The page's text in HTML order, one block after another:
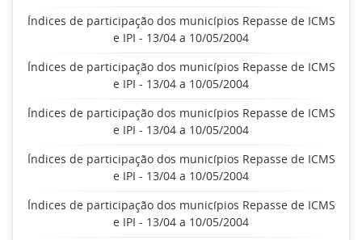
Índices de participação dos municípios Repasse de ICMS
e IPI - 13/04 a 10/05/2004
Índices de participação dos municípios Repasse de ICMS
e IPI - 13/04 a 10/05/2004
Índices de participação dos municípios Repasse de ICMS
e IPI - 13/04 a 10/05/2004
Índices de participação dos municípios Repasse de ICMS
e IPI - 13/04 a 10/05/2004
Índices de participação dos municípios Repasse de ICMS
e IPI - 13/04 a 10/05/2004